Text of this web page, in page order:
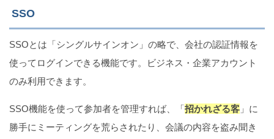
SSO
SSOとは「シングルサインオン」の略で、会社の認証情報を
使ってログインできる機能です。ビジネス・企業アカウント
のみ利用できます。
SSO機能を使って参加者を管理すれば、「招かれざる客 」に
勝手にミーティングを荒らされたり、会議の内容を盗み聞き